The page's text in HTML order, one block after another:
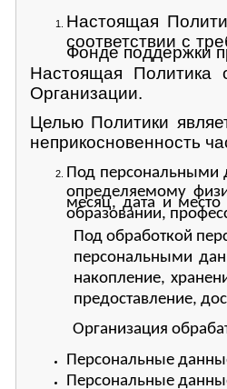
Настоящая
соответствии с
Фонде поддержки
Настоящая Политика
Организации.
Целью Политики
неприкосновенность
Под персональными
определяемому
месяц, дата и
образовании,
Под обработкой
персональными
накопление,
предоставление,
Организация
Персональные
Персональные